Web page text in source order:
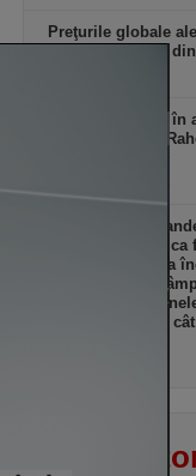
Preţurile globale
mai ridicat nivel
Ciucu anunţă că în
de explozia din
Grupul anglo-
demolează
Ploieşti pe care a
ani. Ce se va
“Reorganizăm
pentru utilizarea
Cover